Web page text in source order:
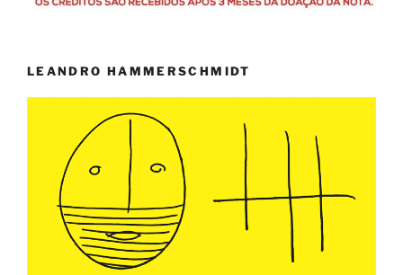
LEANDRO HAMMERSCHMIDT